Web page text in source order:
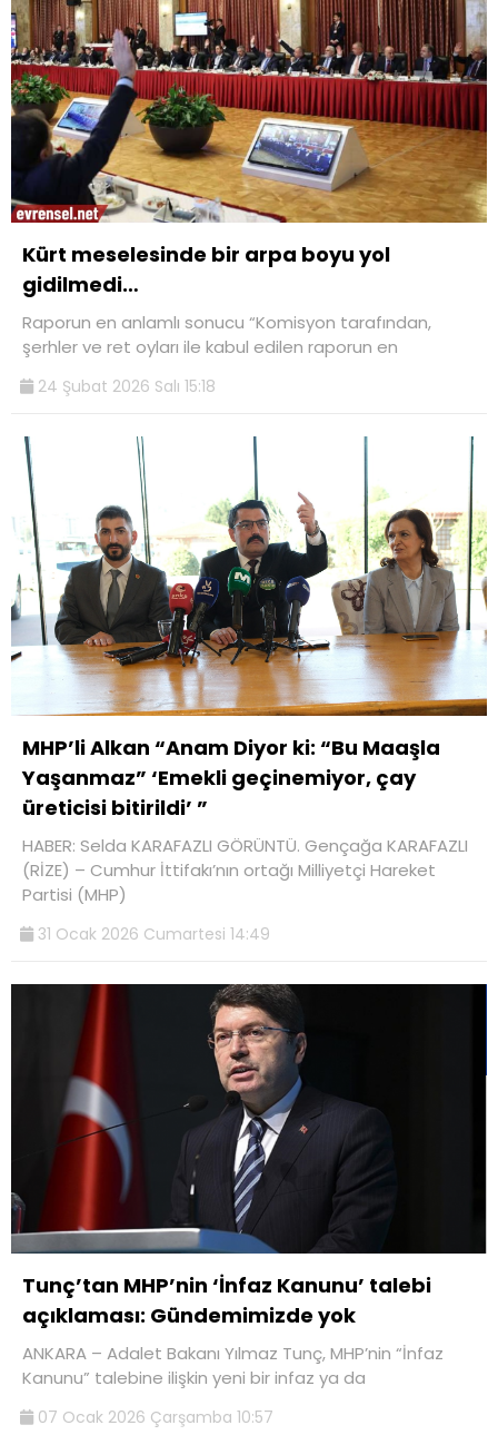
Kürt meselesinde bir arpa boyu yol
gidilmedi…
Raporun en anlamlı sonucu “Komisyon tarafından,
şerhler ve ret oyları ile kabul edilen raporun en
24 Şubat 2026 Salı 15:18
MHP’li Alkan “Anam Diyor ki: “Bu Maaşla
Yaşanmaz” ‘Emekli geçinemiyor, çay
üreticisi bitirildi’ ”
HABER: Selda KARAFAZLI GÖRÜNTÜ. Gençağa KARAFAZLI
(RİZE) – Cumhur İttifakı’nın ortağı Milliyetçi Hareket
Partisi (MHP)
31 Ocak 2026 Cumartesi 14:49
Tunç’tan MHP’nin ‘İnfaz Kanunu’ talebi
açıklaması: Gündemimizde yok
ANKARA – Adalet Bakanı Yılmaz Tunç, MHP’nin “İnfaz
Kanunu” talebine ilişkin yeni bir infaz ya da
07 Ocak 2026 Çarşamba 10:57